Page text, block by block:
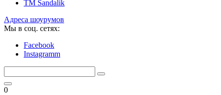
TM Sandalik
Адреса шоурумов
Мы в соц. сетях:
Facebook
Instagramm
0